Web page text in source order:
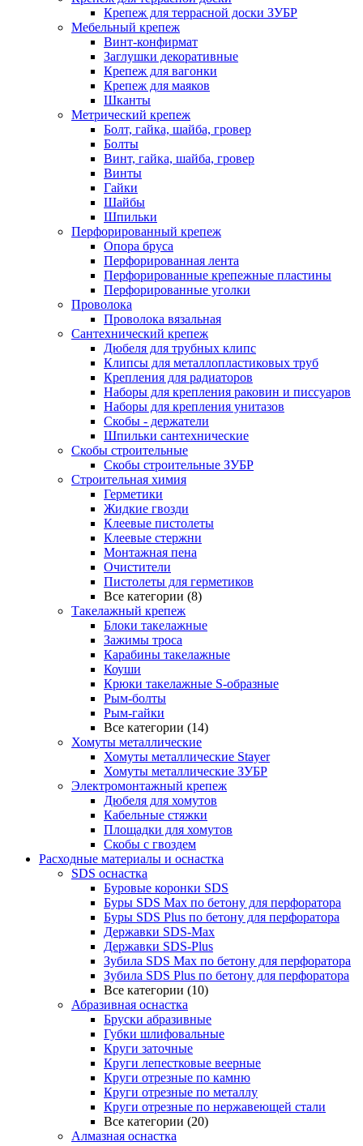
Крепеж для террасной доски ЗУБР
Мебельный крепеж
Винт-конфирмат
Заглушки декоративные
Крепеж для вагонки
Крепеж для маяков
Шканты
Метрический крепеж
Болт, гайка, шайба, гровер
Болты
Винт, гайка, шайба, гровер
Винты
Гайки
Шайбы
Шпильки
Перфорированный крепеж
Опора бруса
Перфорированная лента
Перфорированные крепежные пластины
Перфорированные уголки
Проволока
Проволока вязальная
Сантехнический крепеж
Дюбеля для трубных клипс
Клипсы для металлопластиковых труб
Крепления для радиаторов
Наборы для крепления раковин и писсуаров
Наборы для крепления унитазов
Скобы - держатели
Шпильки сантехнические
Скобы строительные
Скобы строительные ЗУБР
Строительная химия
Герметики
Жидкие гвозди
Клеевые пистолеты
Клеевые стержни
Монтажная пена
Очистители
Пистолеты для герметиков
Все категории (8)
Такелажный крепеж
Блоки такелажные
Зажимы троса
Карабины такелажные
Коуши
Крюки такелажные S-образные
Рым-болты
Рым-гайки
Все категории (14)
Хомуты металлические
Хомуты металлические Stayer
Хомуты металлические ЗУБР
Электромонтажный крепеж
Дюбеля для хомутов
Кабельные стяжки
Площадки для хомутов
Скобы с гвоздем
Расходные материалы и оснастка
SDS оснастка
Буровые коронки SDS
Буры SDS Max по бетону для перфоратора
Буры SDS Plus по бетону для перфоратора
Державки SDS-Max
Державки SDS-Plus
Зубила SDS Mах по бетону для перфоратора
Зубила SDS Plus по бетону для перфоратора
Все категории (10)
Абразивная оснастка
Бруски абразивные
Губки шлифовальные
Круги заточные
Круги лепестковые веерные
Круги отрезные по камню
Круги отрезные по металлу
Круги отрезные по нержавеющей стали
Все категории (20)
Алмазная оснастка